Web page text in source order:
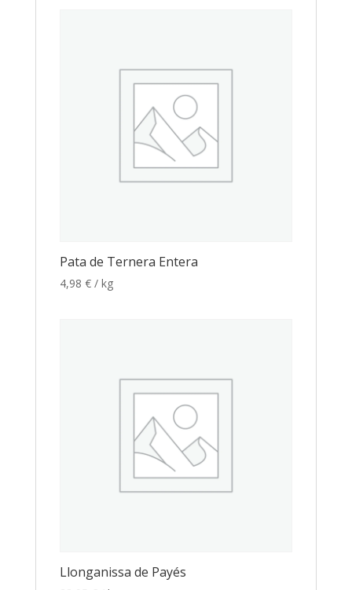
Pata de Ternera Entera
4,98 € / kg
Llonganissa de Payés